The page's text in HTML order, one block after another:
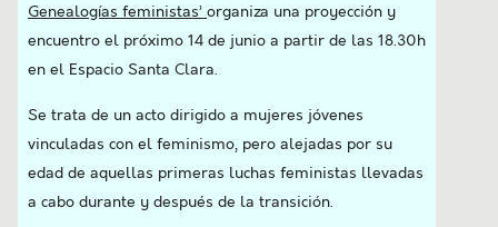
Genealogías feministas’ organiza una proyección y
encuentro el próximo 14 de junio a partir de las 18.30h
en el Espacio Santa Clara.
Se trata de un acto dirigido a mujeres jóvenes
vinculadas con el feminismo, pero alejadas por su
edad de aquellas primeras luchas feministas llevadas
a cabo durante y después de la transición.